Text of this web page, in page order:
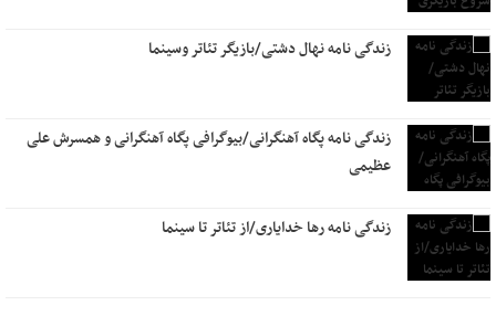
زندگی نامه نهال دشتی/بازیگر تئاتر وسینما
زندگی نامه پگاه آهنگرانی/بیوگرافی پگاه آهنگرانی و همسرش علی
عظیمی
زندگی نامه رها خدایاری/از تئاتر تا سینما